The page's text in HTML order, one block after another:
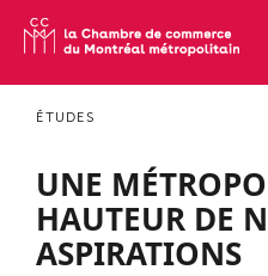
ÉTUDES
UNE
HAUTEUR DE
ASPIRATIONS